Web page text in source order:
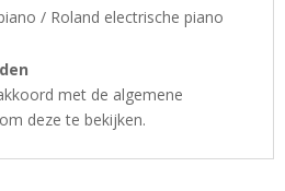
/ Roland electrische piano
met de algemene
om deze te bekijken.